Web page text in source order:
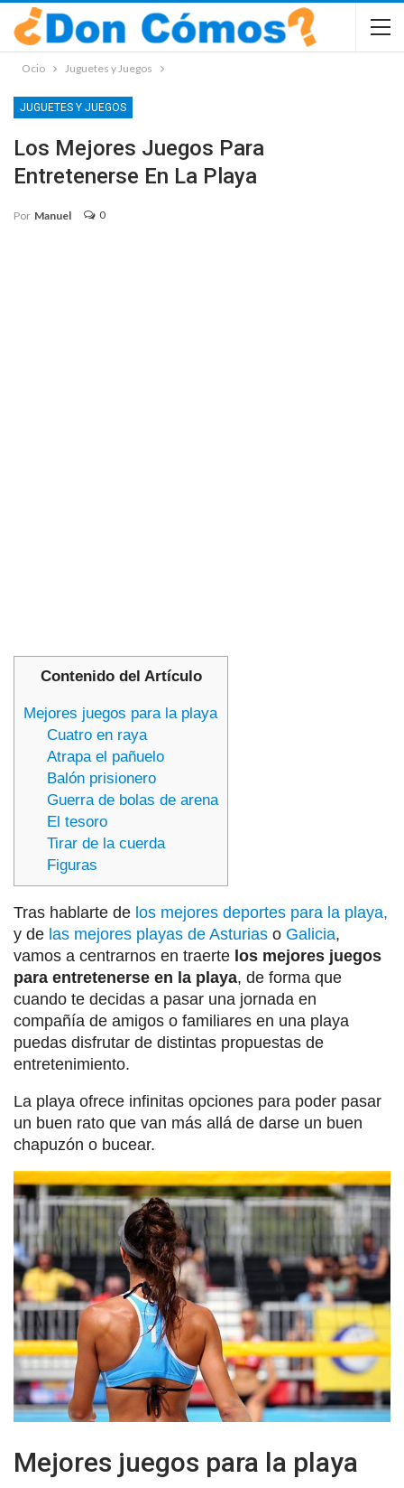
Ocio Juguetes y Juegos
JUGUETES Y JUEGOS
Los Mejores Juegos Para
Entretenerse En La Playa
Por Manuel 0
Contenido del Artículo
Mejores juegos para la playa
Cuatro en raya
Atrapa el pañuelo
Balón prisionero
Guerra de bolas de arena
El tesoro
Tirar de la cuerda
Figuras
Tras hablarte de los mejores deportes para la playa,
y de las mejores playas de Asturias o Galicia,
vamos a centrarnos en traerte los mejores juegos
para entretenerse en la playa, de forma que
cuando te decidas a pasar una jornada en
compañía de amigos o familiares en una playa
puedas disfrutar de distintas propuestas de
entretenimiento.
La playa ofrece infinitas opciones para poder pasar
un buen rato que van más allá de darse un buen
chapuzón o bucear.
Mejores juegos para la playa